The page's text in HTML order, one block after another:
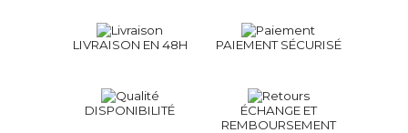
LIVRAISON EN 48H PAIEMENT SÉCURISÉ
DISPONIBILITÉ
ÉCHANGE ET
REMBOURSEMENT